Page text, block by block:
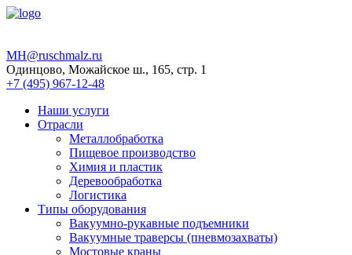
MH@ruschmalz.ru
Одинцово, Можайское ш., 165, стр. 1
+7 (495) 967-12-48
Наши услуги
Отрасли
Металлобработка
Пищевое производство
Химия и пластик
Деревообработка
Логистика
Типы оборудования
Вакуумно-рукавные подъемники
Вакуумные траверсы (пневмозахваты)
Мостовые краны